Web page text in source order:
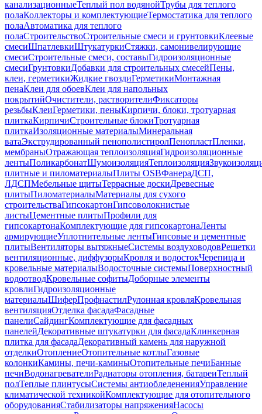
канализационныеТеплый пол водянойТрубы для теплого
полаКоллекторы и комплектующиеТермостатика для теплого
полаАвтоматика для теплого
полаСтроительствоСтроительные смеси и грунтовкиКлеевые
смесиШпатлевкиШтукатуркиСтяжки, самонивелирующие
смесиСтроительные смеси, составыГидроизоляционные
смесиГрунтовкиДобавки для строительных смесейПены,
клеи, герметикиЖидкие гвоздиГерметикиМонтажная
пенаКлеи для обоевКлеи для напольных
покрытийОчистители, растворителиФиксаторы
резьбыКлеиГерметики, пеныКирпичи, блоки, тротуарная
плиткаКирпичиСтроительные блокиТротуарная
плиткаИзоляционные материалыМинеральная
ватаЭкструдированный пенополистиролПенопластПленки,
мембраныОтражающая теплоизоляцияГидроизоляционные
лентыПоликарбонатШумоизоляцияТеплоизоляция
плитные и пиломатериалыПлиты OSBФанераДСП,
ЛДСПМебельные щитыТеррасные доскиДревесные
плитыПиломатериалыМатериалы для сухого
строительстваГипсокартонГипсоволокнистые
листыЦементные плитыПрофили для
гипсокартонаКомплектующие для гипсокартонаЛенты
армирующиеУплотнительные лентыГипсовые и цементные
плитыВентиляторы вытяжныеСистемы воздуховодовРешетки
вентиляционные, диффузорыКровля и водостокЧерепица и
кровельные материалыВодосточные системыПоверхностный
водоотводКровельные софитыДоборные элементы
кровлиГидроизоляционные
материалыШиферПрофнастилРулонная кровляКровельная
вентиляцияОтделка фасадаФасадные
панелиСайдингКомплектующие для фасадных
панелейДекоративные штукатурки для фасадаКлинкерная
плитка для фасадаДекоративный камень для наружной
отделкиОтоплениеОтопительные котлыГазовые
колонкиКамины, печи-каминыОтопительные печиБанные
печиВодонагревателиРадиаторы отопления, батареиТеплый
полТеплые плинтусыСистемы антиобледененияУправление
климатической техникойКомплектующие для отопительного
оборудованияСтабилизаторы напряженияНасосы